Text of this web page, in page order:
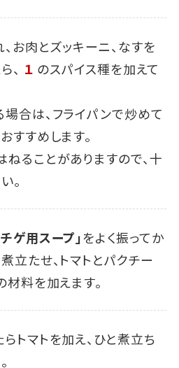
お肉とズッキーニ、なすを
、 １ のスパイス種を加えて
合は、フライパンで炒めて
すすめします。
ることがありますので、十
。
ゲ用スープ」をよく振ってか
立たせ、トマトとパクチー
材料を加えます。
トマトを加え、ひと煮立ち